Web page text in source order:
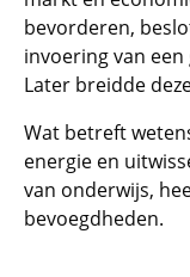
bevorderen,
invoering van
Later breidde
Wat betreft
energie en
van onderwijs,
bevoegdheden.